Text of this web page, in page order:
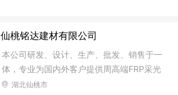
件制造企业。主要生产：混凝土搅拌车_水
车配件、运油车配件、流动加油车配件、绿
化洒水车配件、农药喷洒车配件、压缩式垃
圾车配件、摆臂式垃圾车配件、挂桶式垃圾
仙桃铭达建材有限公司
本公司研发、设计、生产、批发、销售于一
体，专业为国内外客户提供周高端FRP采光
板,公司秉承：“质量迎客，以信求展，价低
湖北仙桃市